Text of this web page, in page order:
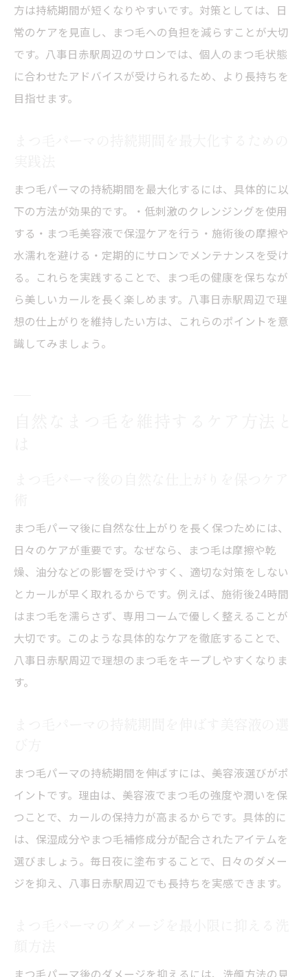
方は持続期間が短くなりやすいです。対策としては、日
常のケアを見直し、まつ毛への負担を減らすことが大切
です。八事日赤駅周辺のサロンでは、個人のまつ毛状態
に合わせたアドバイスが受けられるため、より長持ちを
目指せます。
まつ毛パーマの持続期間を最大化するには、具体的に以
下の方法が効果的です。・低刺激のクレンジングを使用
する・まつ毛美容液で保湿ケアを行う・施術後の摩擦や
水濡れを避ける・定期的にサロンでメンテナンスを受け
る。これらを実践することで、まつ毛の健康を保ちなが
ら美しいカールを長く楽しめます。八事日赤駅周辺で理
想の仕上がりを維持したい方は、これらのポイントを意
識してみましょう。
まつ毛パーマ後に自然な仕上がりを長く保つためには、
日々のケアが重要です。なぜなら、まつ毛は摩擦や乾
燥、油分などの影響を受けやすく、適切な対策をしない
とカールが早く取れるからです。例えば、施術後24時間
はまつ毛を濡らさず、専用コームで優しく整えることが
大切です。このような具体的なケアを徹底することで、
八事日赤駅周辺で理想のまつ毛をキープしやすくなりま
す。
まつ毛パーマの持続期間を伸ばすには、美容液選びがポ
イントです。理由は、美容液でまつ毛の強度や潤いを保
つことで、カールの保持力が高まるからです。具体的に
は、保湿成分やまつ毛補修成分が配合されたアイテムを
選びましょう。毎日夜に塗布することで、日々のダメー
ジを抑え、八事日赤駅周辺でも長持ちを実感できます。
まつ毛パーマ後のダメージを抑えるには、洗顔方法の見